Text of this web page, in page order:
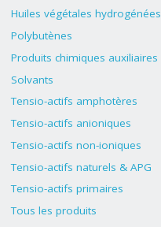
Huiles végétales hydrogénées
Polybutènes
Produits chimiques auxiliaires
Solvants
Tensio-actifs amphotères
Tensio-actifs anioniques
Tensio-actifs non-ioniques
Tensio-actifs naturels & APG
Tensio-actifs primaires
Tous les produits